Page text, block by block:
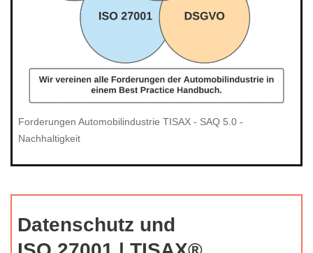
Forderungen Automobilindustrie TISAX - SAQ 5.0 -
Nachhaltigkeit
Datenschutz und